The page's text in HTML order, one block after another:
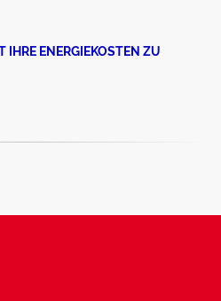
IHRE ENERGIEKOSTEN ZU